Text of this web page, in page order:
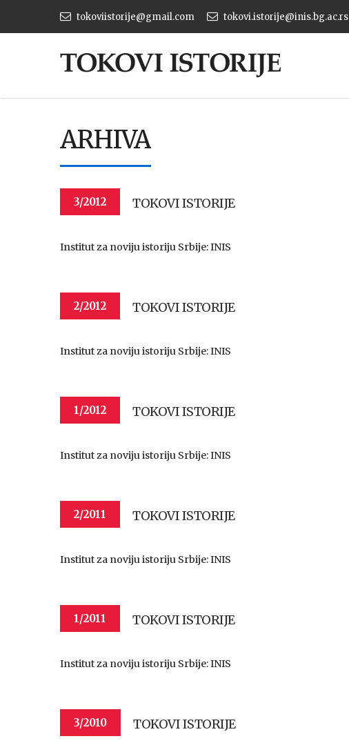
tokoviistorije@gmail.com tokovi.istorije@inis.bg.ac.rs
ARHIVA
3/2012 TOKOVI ISTORIJE
Institut za noviju istoriju Srbije: INIS
2/2012 TOKOVI ISTORIJE
Institut za noviju istoriju Srbije: INIS
1/2012 TOKOVI ISTORIJE
Institut za noviju istoriju Srbije: INIS
2/2011 TOKOVI ISTORIJE
Institut za noviju istoriju Srbije: INIS
1/2011 TOKOVI ISTORIJE
Institut za noviju istoriju Srbije: INIS
3/2010 TOKOVI ISTORIJE